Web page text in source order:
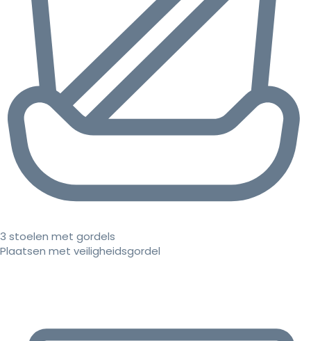
3 stoelen met gordels
Plaatsen met veiligheidsgordel